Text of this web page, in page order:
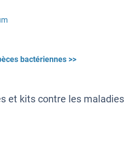
bactériennes >>
et kits contre les maladies